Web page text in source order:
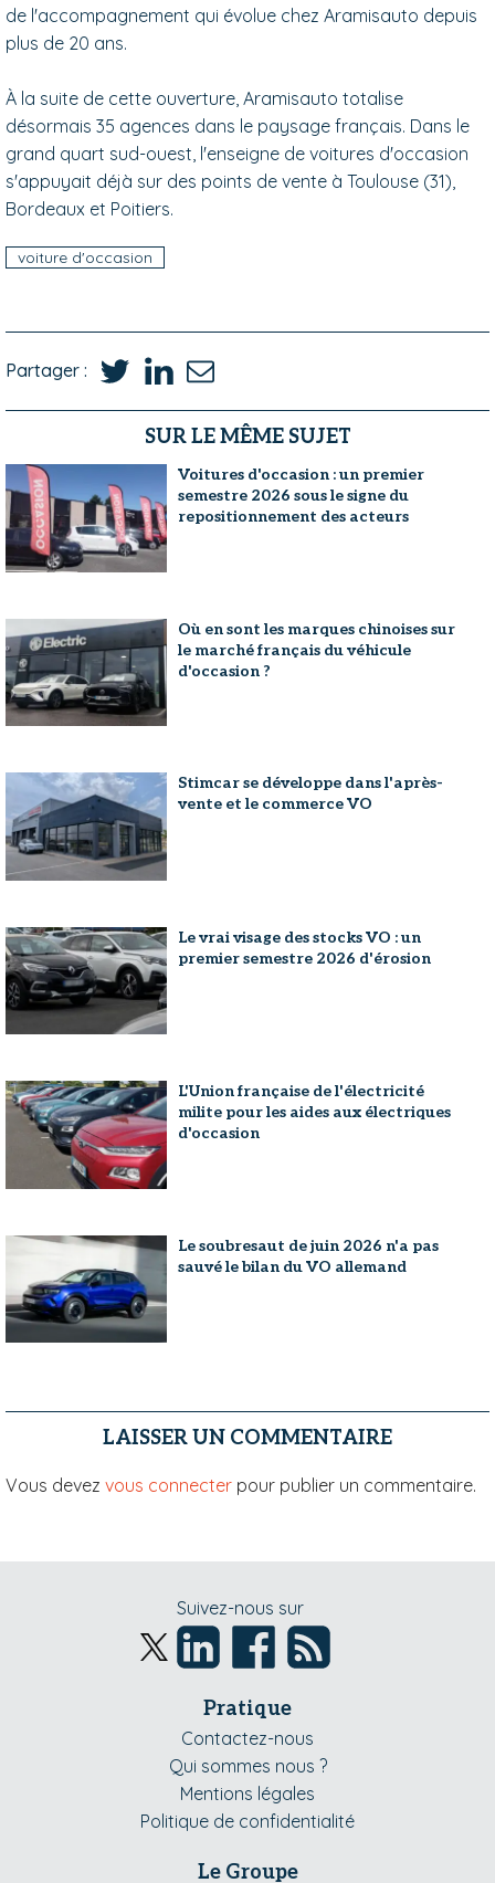
de l'accompagnement qui évolue chez Aramisauto depuis
plus de 20 ans.
À la suite de cette ouverture, Aramisauto totalise
désormais 35 agences dans le paysage français. Dans le
grand quart sud-ouest, l'enseigne de voitures d'occasion
s'appuyait déjà sur des points de vente à Toulouse (31),
Bordeaux et Poitiers.
voiture d'occasion
Partager :
SUR LE MÊME SUJET
Voitures d'occasion : un premier
semestre 2026 sous le signe du
repositionnement des acteurs
Où en sont les marques chinoises sur
le marché français du véhicule
d'occasion ?
Stimcar se développe dans l'après-
vente et le commerce VO
Le vrai visage des stocks VO : un
premier semestre 2026 d'érosion
L'Union française de l'électricité
milite pour les aides aux électriques
d'occasion
Le soubresaut de juin 2026 n'a pas
sauvé le bilan du VO allemand
LAISSER UN COMMENTAIRE
Vous devez vous connecter pour publier un commentaire.
Suivez-nous sur
Pratique
Contactez-nous
Qui sommes nous ?
Mentions légales
Politique de confidentialité
Le Groupe